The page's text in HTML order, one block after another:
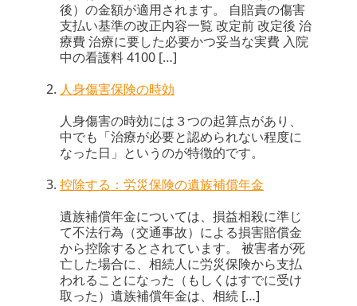
後）の金額が適用されます。 自賠責の傷害
支払い基準の改正内容一覧 改定前 改定後 治
療費 治療に要した必要かつ妥当な実費 入院
中の看護料 4100 […]
人身傷害保険の時効
人身傷害の時効には３つの起算点があり、
中でも「治療が必要と認められない程度に
なった日」というのが特徴的です。
控除する：労災保険の遺族補償年金
遺族補償年金については、損益相殺に準じ
て不法行為（交通事故）による損害賠償金
から控除するとされています。 被害者が死
亡した場合に、相続人に労災保険から支払
われることになった（もしくはすでに受け
取った）遺族補償年金は、相続 […]